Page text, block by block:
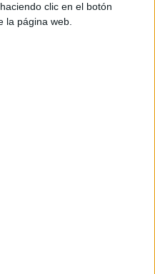
clic en el botón
la página web.
vulnerables s'han
i s'afegeix que